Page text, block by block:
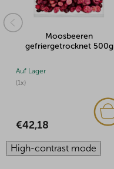
Moosbeeren
gefriergetrocknet 500g
(1x)
Auf Lager
€42,18
High-contrast mode